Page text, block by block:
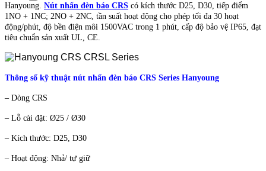
Hanyoung. Nút nhấn đèn báo CRS có kích thước D25, D30, tiếp điểm
1NO + 1NC; 2NO + 2NC, tần suất hoạt động cho phép tối đa 30 hoạt
động/phút, độ bền điện môi 1500VAC trong 1 phút, cấp độ bảo vệ IP65, đạt
tiêu chuẩn sản xuất UL, CE.
Thông số kỹ thuật nút nhấn đèn báo CRS Series Hanyoung
– Dòng CRS
– Lỗ cài đặt: Ø25 / Ø30
– Kích thước: D25, D30
– Hoạt động: Nhả/ tự giữ